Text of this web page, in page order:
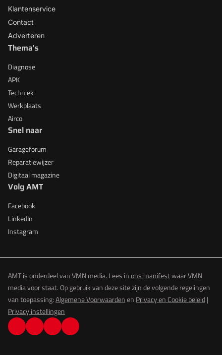
Klantenservice
Contact
Adverteren
Thema's
Diagnose
APK
Techniek
Werkplaats
Airco
Snel naar
Garageforum
Reparatiewijzer
Digitaal magazine
Volg AMT
Facebook
LinkedIn
Instagram
AMT is onderdeel van VMN media. Lees inons manifestwaar VMN
media voor staat. Op gebruik van deze site zijn de volgende regelingen
van toepassing:Algemene Voorwaardenen Privacy en Cookie beleid|
Privacy instellingen